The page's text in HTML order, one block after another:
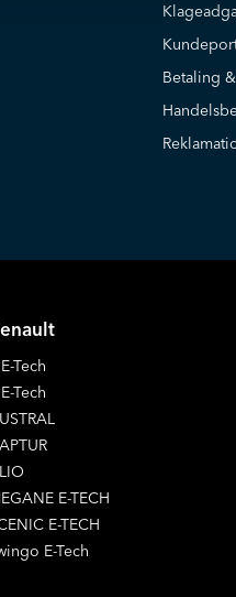
Betaling
Tech
Tech
E-TECH
E-TECH
E-Tech